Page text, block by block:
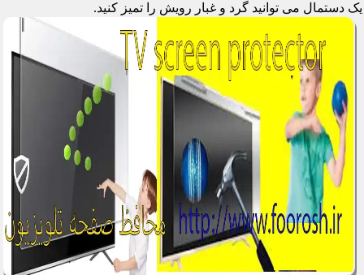
یک دستمال می توانید گرد و غبار رویش را تمیز کنید.